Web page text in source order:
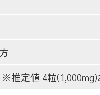
推定値 4粒